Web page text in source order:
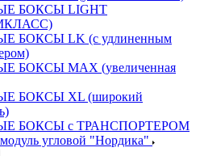
БОКСЫ LIGHT
БОКСЫ LK (с удлиненным
БОКСЫ MAX (увеличенная
БОКСЫ XL (широкий
БОКСЫ с ТРАНСПОРТЕРОМ
угловой "Нордика"